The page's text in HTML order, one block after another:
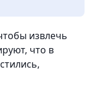
извлечь
что в
,